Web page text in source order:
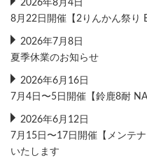
2026年8月4日
8月22日開催【2りんかん祭り
2026年7月8日
夏季休業のお知らせ
2026年6月16日
7月4日〜5日開催【鈴鹿8耐
2026年6月12日
7月15日〜17日開催【メンテ
いたします